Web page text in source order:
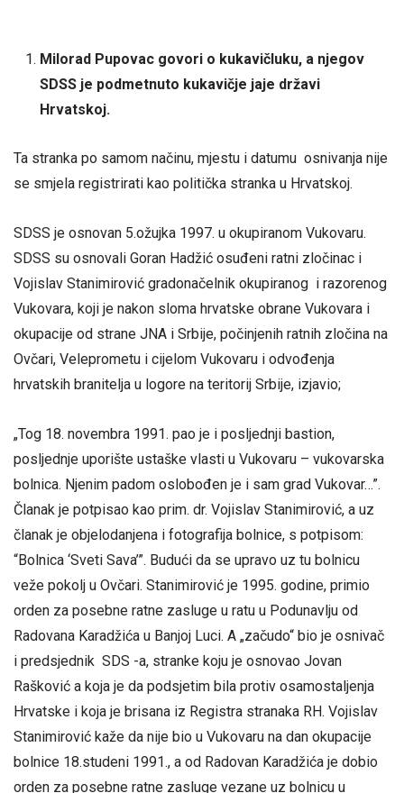
Milorad Pupovac govori o kukavičluku, a njegov
SDSS je podmetnuto kukavičje jaje državi
Hrvatskoj.
Ta stranka po samom načinu, mjestu i datumu osnivanja nije
se smjela registrirati kao politička stranka u Hrvatskoj.
SDSS je osnovan 5.ožujka 1997. u okupiranom Vukovaru.
SDSS su osnovali Goran Hadžić osuđeni ratni zločinac i
Vojislav Stanimirović gradonačelnik okupiranog i razorenog
Vukovara, koji je nakon sloma hrvatske obrane Vukovara i
okupacije od strane JNA i Srbije, počinjenih ratnih zločina na
Ovčari, Veleprometu i cijelom Vukovaru i odvođenja
hrvatskih branitelja u logore na teritorij Srbije, izjavio;
„Tog 18. novembra 1991. pao je i posljednji bastion,
posljednje uporište ustaške vlasti u Vukovaru – vukovarska
bolnica. Njenim padom oslobođen je i sam grad Vukovar…”.
Članak je potpisao kao prim. dr. Vojislav Stanimirović, a uz
članak je objelodanjena i fotografija bolnice, s potpisom:
“Bolnica ‘Sveti Sava’”. Budući da se upravo uz tu bolnicu
veže pokolj u Ovčari. Stanimirović je 1995. godine, primio
orden za posebne ratne zasluge u ratu u Podunavlju od
Radovana Karadžića u Banjoj Luci. A „začudo“ bio je osnivač
i predsjednik SDS -a, stranke koju je osnovao Jovan
Rašković a koja je da podsjetim bila protiv osamostaljenja
Hrvatske i koja je brisana iz Registra stranaka RH. Vojislav
Stanimirović kaže da nije bio u Vukovaru na dan okupacije
bolnice 18.studeni 1991., a od Radovan Karadžića je dobio
orden za posebne ratne zasluge vezane uz bolnicu u